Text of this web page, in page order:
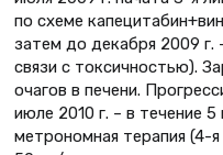
по схеме
затем до декабря 2009 г.
связи с токсичностью).
очагов в печени.
июле 2010 г. – в течение
метрономная терапия (4-